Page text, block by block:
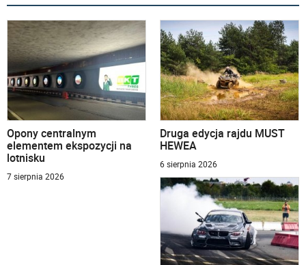
Opony centralnym
elementem ekspozycji na
lotnisku
7 sierpnia 2026
Druga edycja rajdu MUST
HEWEA
6 sierpnia 2026